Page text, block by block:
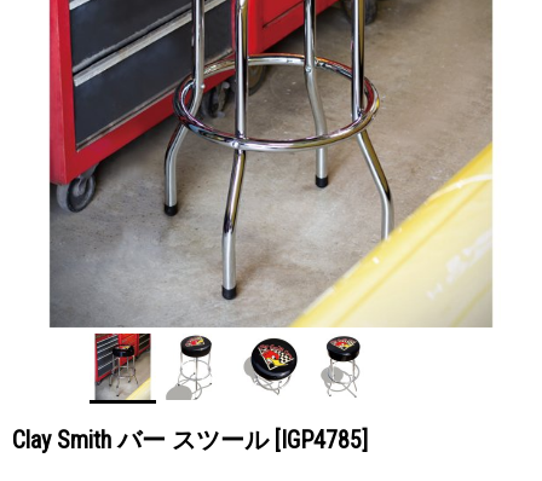
Clay Smith バー スツール [IGP4785]